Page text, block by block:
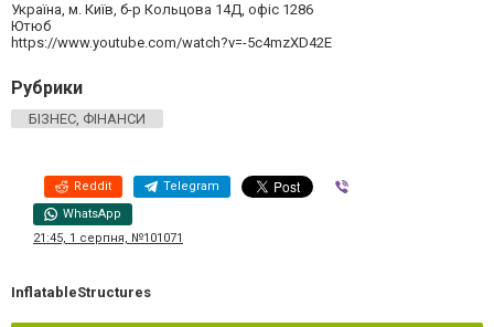
Україна, м. Київ, б-р Кольцова 14Д, офіс 1286
Ютюб
https://www.youtube.com/watch?v=-5c4mzXD42E
Рубрики
БІЗНЕС, ФІНАНСИ
Reddit Telegram
WhatsApp
21:45, 1 серпня, №101071
InflatableStructures